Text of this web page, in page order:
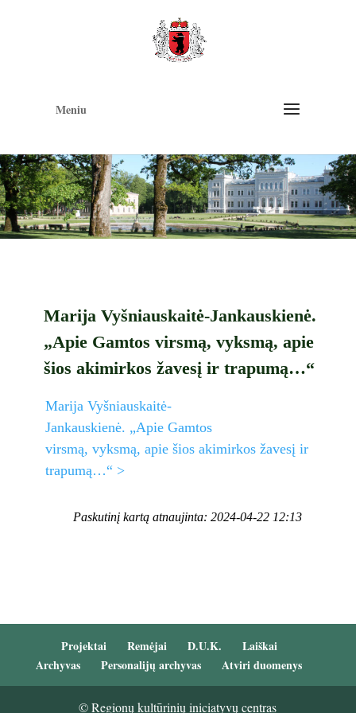
Meniu
Marija Vyšniauskaitė-Jankauskienė.
„Apie Gamtos virsmą, vyksmą, apie
šios akimirkos žavesį ir trapumą…“
Marija Vyšniauskaitė-
Jankauskienė. „Apie Gamtos
virsmą, vyksmą, apie šios akimirkos žavesį ir
trapumą…“ >
Paskutinį kartą atnaujinta: 2024-04-22 12:13
Projektai Remėjai D.U.K.
Laiškai
Archyvas
Personalijų archyvas Atviri duomenys
© Regionų kultūrinių iniciatyvų centras